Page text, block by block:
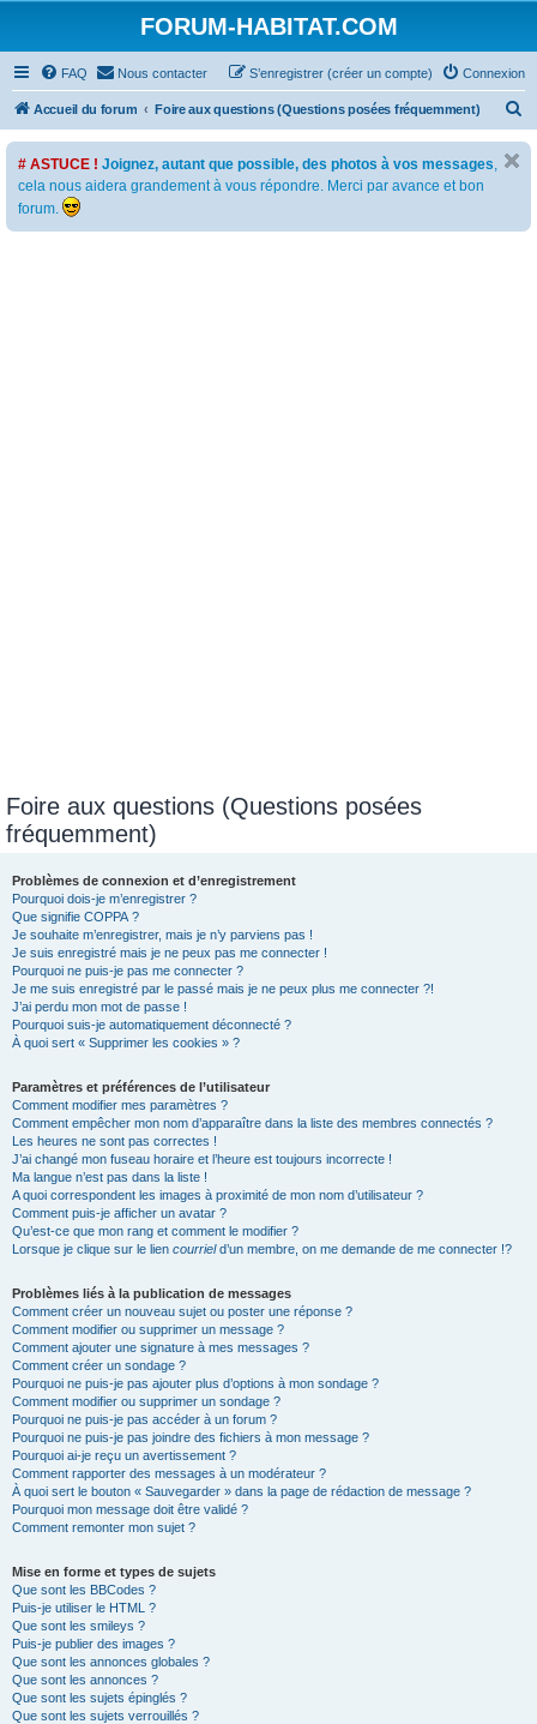
FORUM-HABITAT.COM
FAQ Nous contacter Connexion
S’enregistrer (créer un compte)
Accueil du forum Foire aux questions (Questions posées fréquemment)
e
# ASTUCE ! Joignez, autant que possible, des photos à vos messages,
cela nous aidera grandement à vous répondre. Merci par avance et bon
forum.
Foire aux questions (Questions posées
fréquemment)
Problèmes de connexion et d’enregistrement
Pourquoi dois-je m’enregistrer ?
Que signifie COPPA ?
Je souhaite m’enregistrer, mais je n’y parviens pas !
Je suis enregistré mais je ne peux pas me connecter !
Pourquoi ne puis-je pas me connecter ?
Je me suis enregistré par le passé mais je ne peux plus me connecter ?!
J’ai perdu mon mot de passe !
Pourquoi suis-je automatiquement déconnecté ?
À quoi sert « Supprimer les cookies » ?
Paramètres et préférences de l’utilisateur
Comment modifier mes paramètres ?
Comment empêcher mon nom d’apparaître dans la liste des membres connectés ?
Les heures ne sont pas correctes !
J’ai changé mon fuseau horaire et l’heure est toujours incorrecte !
Ma langue n’est pas dans la liste !
A quoi correspondent les images à proximité de mon nom d’utilisateur ?
Comment puis-je afficher un avatar ?
Qu’est-ce que mon rang et comment le modifier ?
Lorsque je clique sur le lien courrield’un membre, on me demande de me connecter !?
Problèmes liés à la publication de messages
Comment créer un nouveau sujet ou poster une réponse ?
Comment modifier ou supprimer un message ?
Comment ajouter une signature à mes messages ?
Comment créer un sondage ?
Pourquoi ne puis-je pas ajouter plus d’options à mon sondage ?
Comment modifier ou supprimer un sondage ?
Pourquoi ne puis-je pas accéder à un forum ?
Pourquoi ne puis-je pas joindre des fichiers à mon message ?
Pourquoi ai-je reçu un avertissement ?
Comment rapporter des messages à un modérateur ?
À quoi sert le bouton « Sauvegarder » dans la page de rédaction de message ?
Pourquoi mon message doit être validé ?
Comment remonter mon sujet ?
Mise en forme et types de sujets
Que sont les BBCodes ?
Puis-je utiliser le HTML ?
Que sont les smileys ?
Puis-je publier des images ?
Que sont les annonces globales ?
Que sont les annonces ?
Que sont les sujets épinglés ?
Que sont les sujets verrouillés ?